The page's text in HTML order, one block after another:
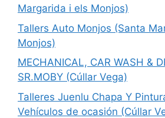
Margarida i els Monjos)
Tallers Auto Monjos (Santa
Monjos)
MECHANICAL, CAR WASH &
SR.MOBY (Cúllar Vega)
Talleres Juenlu Chapa Y
Vehículos de ocasión (Cúllar